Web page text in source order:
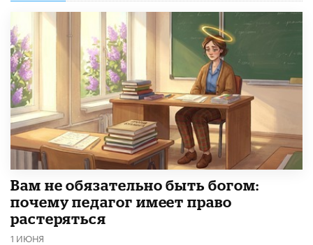
​Вам не обязательно быть богом:
почему педагог имеет право
растеряться
1 ИЮНЯ